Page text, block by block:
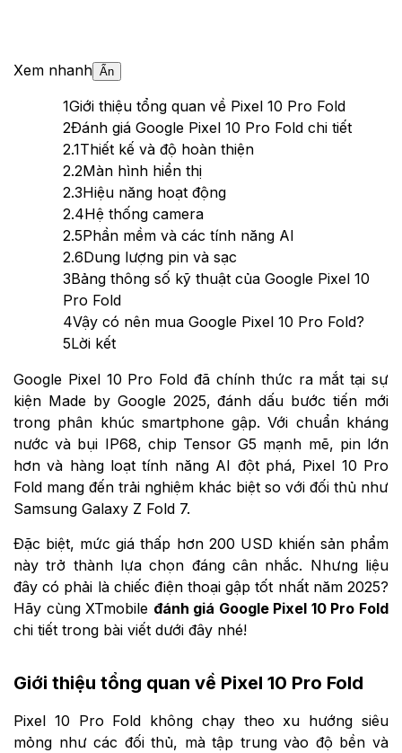
Xem nhanh Ẩn
1Giới thiệu tổng quan về Pixel 10 Pro Fold
2Đánh giá Google Pixel 10 Pro Fold chi tiết
2.1Thiết kế và độ hoàn thiện
2.2Màn hình hiển thị
2.3Hiệu năng hoạt động
2.4Hệ thống camera
2.5Phần mềm và các tính năng AI
2.6Dung lượng pin và sạc
3Bảng thông số kỹ thuật của Google Pixel 10
Pro Fold
4Vậy có nên mua Google Pixel 10 Pro Fold?
5Lời kết
Google Pixel 10 Pro Fold đã chính thức ra mắt tại sự
kiện Made by Google 2025, đánh dấu bước tiến mới
trong phân khúc smartphone gập. Với chuẩn kháng
nước và bụi IP68, chip Tensor G5 mạnh mẽ, pin lớn
hơn và hàng loạt tính năng AI đột phá, Pixel 10 Pro
Fold mang đến trải nghiệm khác biệt so với đối thủ như
Samsung Galaxy Z Fold 7.
Đặc biệt, mức giá thấp hơn 200 USD khiến sản phẩm
này trở thành lựa chọn đáng cân nhắc. Nhưng liệu
đây có phải là chiếc điện thoại gập tốt nhất năm 2025?
Hãy cùng XTmobile đánh giá Google Pixel 10 Pro Fold
chi tiết trong bài viết dưới đây nhé!
Giới thiệu tổng quan về Pixel 10 Pro Fold
Pixel 10 Pro Fold không chạy theo xu hướng siêu
mỏng như các đối thủ, mà tập trung vào độ bền và